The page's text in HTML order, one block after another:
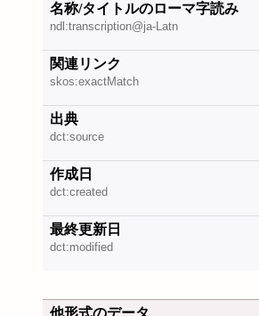
名称/タイトルのローマ字読み
ndl:transcription@ja-Latn
関連リンク
skos:exactMatch
出典
dct:source
作成日
dct:created
最終更新日
dct:modified
他形式のデータ